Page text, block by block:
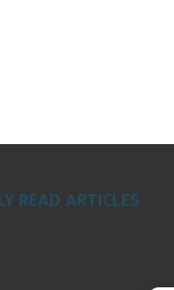
READ ARTICLES